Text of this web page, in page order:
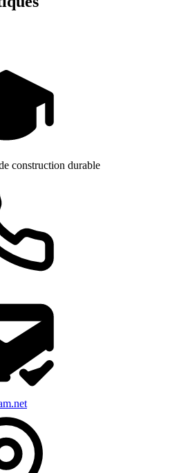
construction durable